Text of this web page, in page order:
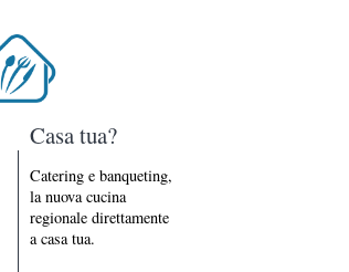
Casa tua?
Catering e banqueting,
la nuova cucina
regionale direttamente
a casa tua.